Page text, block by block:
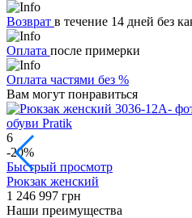
Возврат в течение 14 дней без
Оплата после примерки
Оплата частями без %
Вам могут понравиться
6
-20%
Быстрый просмотр
Рюкзак женский
1 246 997 грн
Наши преимущества